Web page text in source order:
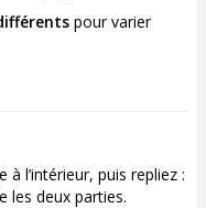
pour varier
l’intérieur, puis repliez :
les deux parties.